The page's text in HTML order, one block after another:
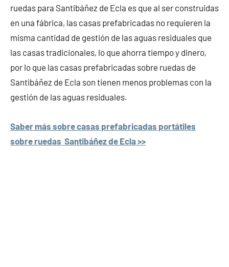
ruedas para Santibáñez de Ecla es que al ser construidas
en una fábrica, las casas prefabricadas no requieren la
misma cantidad de gestión de las aguas residuales que
las casas tradicionales, lo que ahorra tiempo y dinero,
por lo que las casas prefabricadas sobre ruedas de
Santibáñez de Ecla son tienen menos problemas con la
gestión de las aguas residuales.
Saber más sobre casas prefabricadas portátiles
sobre ruedas Santibáñez de Ecla >>